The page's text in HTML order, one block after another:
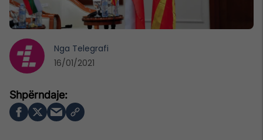
Nga Telegrafi
16/01/2021